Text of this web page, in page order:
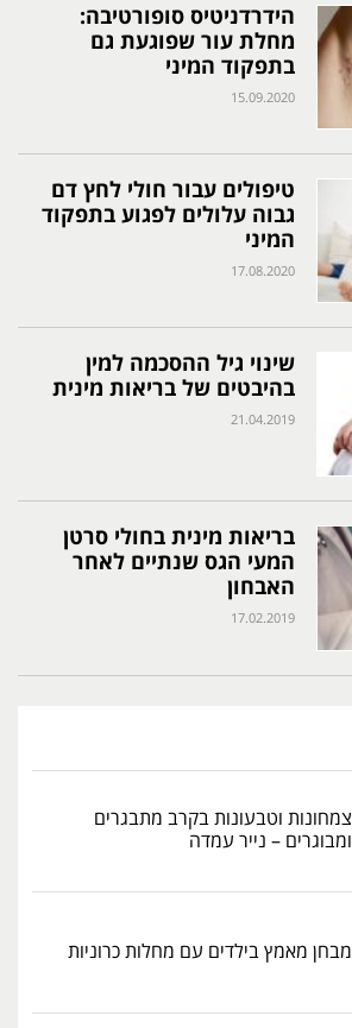
הידרדניטיס סופורטיבה:
מחלת עור שפוגעת גם
בתפקוד המיני
15.09.2020
טיפולים עבור חולי לחץ דם
גבוה עלולים לפגוע בתפקוד
המיני
17.08.2020
שינוי גיל ההסכמה למין
בהיבטים של בריאות מינית
21.04.2019
בריאות מינית בחולי סרטן
המעי הגס שנתיים לאחר
האבחון
17.02.2019
צמחונות וטבעונות בקרב מתבגרים
ומבוגרים – נייר עמדה
מבחן מאמץ בילדים עם מחלות כרוניות